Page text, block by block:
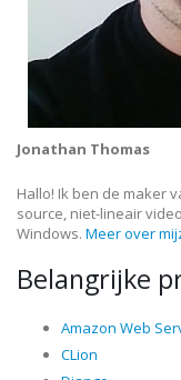
Jonathan Thomas
Hallo! Ik ben de maker
source, niet-lineair
Windows. Meer over
Belangrijke
Amazon Web
CLion